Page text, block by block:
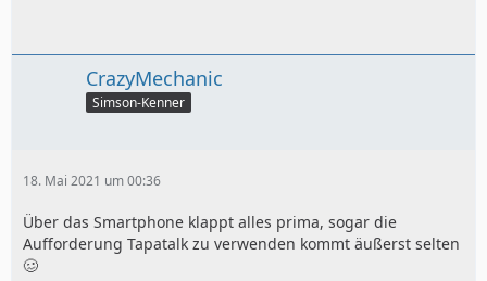
CrazyMechanic
Simson-Kenner
18. Mai 2021 um 00:36
Über das Smartphone klappt alles prima, sogar die
Aufforderung Tapatalk zu verwenden kommt äußerst selten
🥴